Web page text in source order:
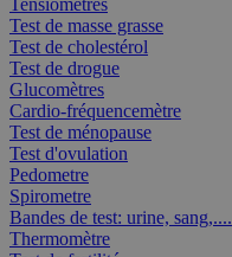
Test de masse grasse
Test de cholestérol
Test de drogue
Glucomètres
Cardio-fréquencemètre
Test de ménopause
Test d'ovulation
Pedometre
Spirometre
Bandes de test: urine, sang,....
Thermomètre